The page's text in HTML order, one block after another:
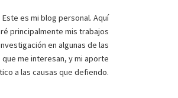
Este es mi blog personal. Aquí
principalmente mis trabajos
en algunas de las
que me interesan, y mi aporte
a las causas que defiendo.